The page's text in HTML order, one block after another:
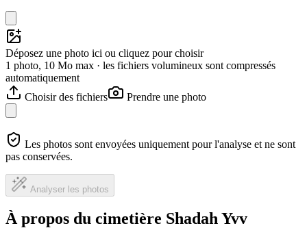
Déposez une photo ici ou cliquez pour choisir
1 photo, 10 Mo max · les fichiers volumineux sont compressés
automatiquement
Choisir des fichiers
Prendre une photo
Les photos sont envoyées uniquement pour l'analyse et ne sont
pas conservées.
Analyser les photos
À propos du cimetière Shadah Yvv